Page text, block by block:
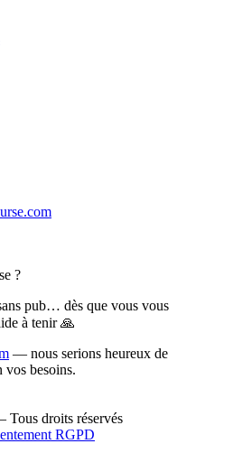
?
pub… dès que vous vous
à tenir 🙏
— nous serions heureux de
vos besoins.
droits réservés
RGPD